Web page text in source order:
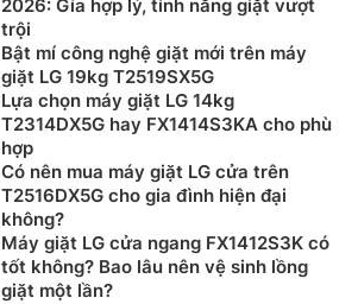
2026: Gía hợp lý, tính năng giặt vượt
trội
Bật mí công nghệ giặt mới trên máy
giặt LG 19kg T2519SX5G
Lựa chọn máy giặt LG 14kg
T2314DX5G hay FX1414S3KA cho phù
hợp
Có nên mua máy giặt LG cửa trên
T2516DX5G cho gia đình hiện đại
không?
Máy giặt LG cửa ngang FX1412S3K có
tốt không? Bao lâu nên vệ sinh lồng
giặt một lần?